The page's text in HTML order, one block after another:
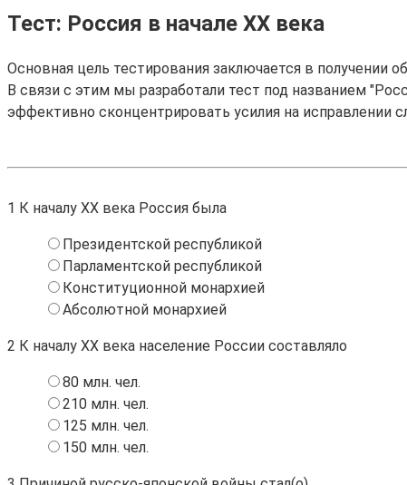
Тест: Россия в начале ХХ века
Основная цель тестирования заключается в получении
В связи с этим мы разработали тест под названием
эффективно сконцентрировать усилия на исправлении
1 К началу ХХ века Россия была
Президентской республикой
Парламентской республикой
Конституционной монархией
Абсолютной монархией
2 К началу ХХ века население России составляло
80 млн. чел.
210 млн. чел.
125 млн. чел.
150 млн. чел.